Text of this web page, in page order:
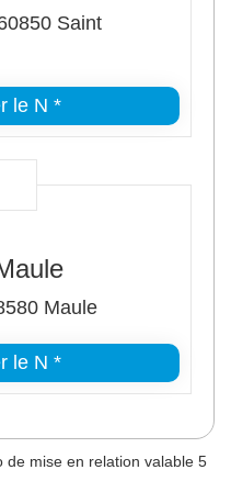
Saint
le N *
Maule
le N *
de mise en relation valable 5